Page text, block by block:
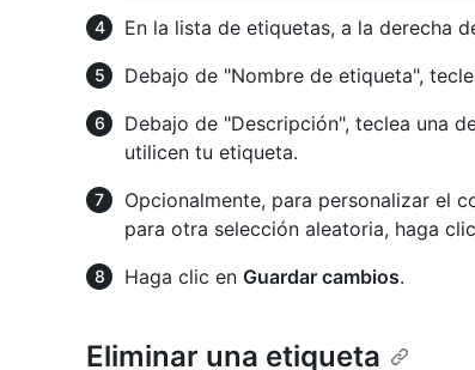
En la lista de etiquetas, a la derecha
Debajo de "Nombre de etiqueta",
Debajo de "Descripción", teclea una
utilicen tu etiqueta.
Opcionalmente, para personalizar el
para otra selección aleatoria, haga
Haga clic en Guardar cambios.
Eliminar una etiqueta